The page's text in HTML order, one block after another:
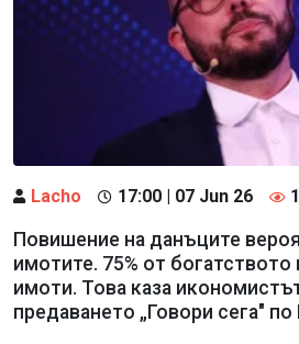
Lacho 17:00 | 07 Jun 26
Повишение на данъците
имотите. 75% от богатството
имоти. Това каза
предаването „Говори сега"